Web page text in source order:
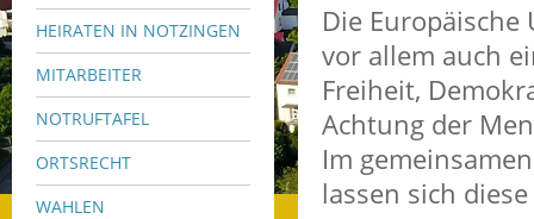
HEIRATEN IN NOTZINGEN
MITARBEITER
NOTRUFTAFEL
ORTSRECHT
WAHLEN
Die
vor allem auch
Freiheit,
Achtung der
Im
lassen sich